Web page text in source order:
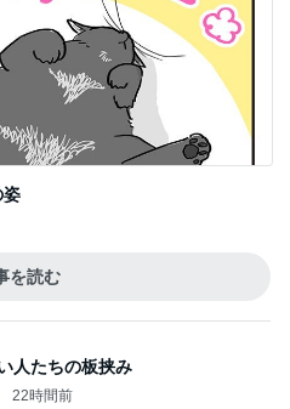
姿
を読む
人たちの板挟み
22時間前